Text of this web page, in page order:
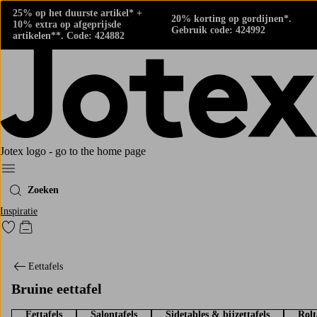
25% op het duurste artikel* +
10% extra op afgeprijsde
artikelen**. Code: 424882
20% korting op gordijnen*.
Gebruik code: 424992
Jotex logo - go to the home page
Menu
Zoeken
Inspiratie
Ga naar favoriet gemarkeerde producten
Go to checkout
Eettafels
Bruine eettafel
Eettafels Salontafels Sidetables & bijzettafels